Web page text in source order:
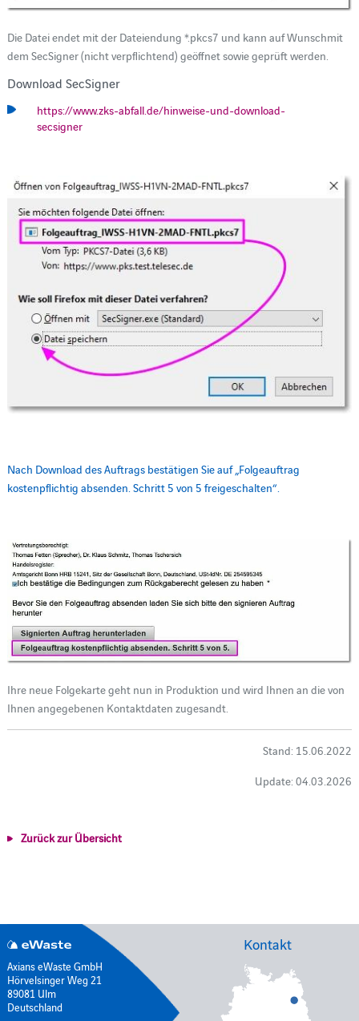
Die Datei endet mit der Dateiendung *.pkcs7 und kann auf Wunschmit
dem SecSigner (nicht verpflichtend) geöffnet sowie geprüft werden.
Download SecSigner
https://www.zks-abfall.de/hinweise-und-download-
secsigner
Nach Download des Auftrags bestätigen Sie auf „Folgeauftrag
kostenpflichtig absenden. Schritt 5 von 5 freigeschalten“.
Ihre neue Folgekarte geht nun in Produktion und wird Ihnen an die von
Ihnen angegebenen Kontaktdaten zugesandt.
Stand: 15.06.2022
Update: 04.03.2026
Zurück zur Übersicht
Axians eWaste GmbH
Hörvelsinger Weg 21
89081 Ulm
Deutschland
Kontakt